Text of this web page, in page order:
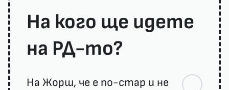
На кого ще идете
на РД-то?
На Жорш, че е по-стар и не